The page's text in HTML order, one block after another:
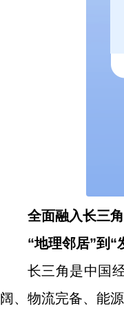
全面融入长三角
“地理邻居”到“
长三角是中国
阔、物流完备、能